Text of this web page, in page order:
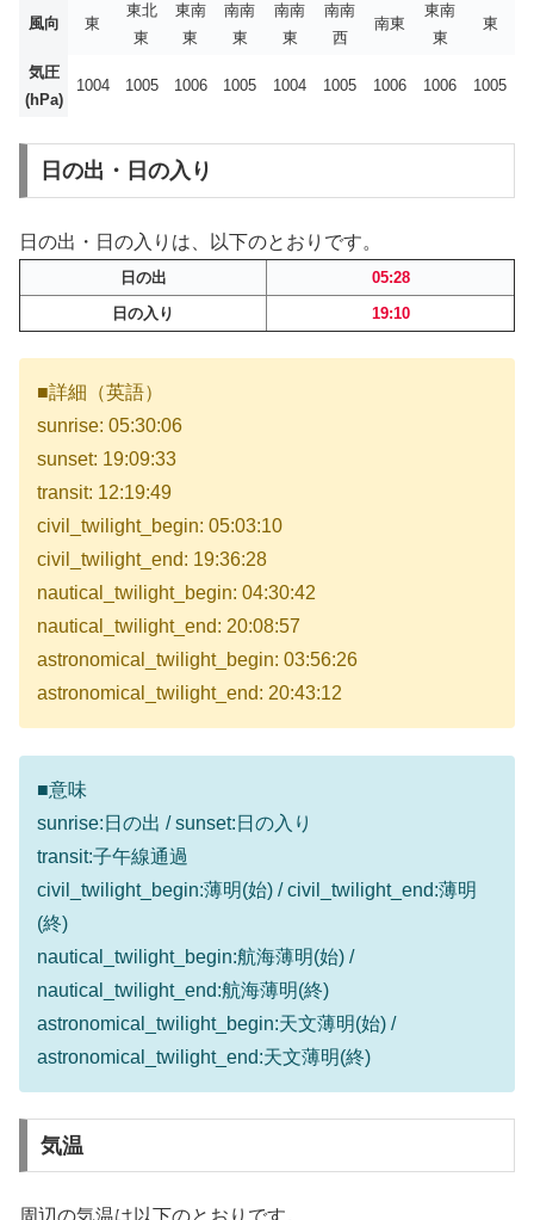
風向 東
東北
東
東南
東
南南
東
南南
東
南南
西
南東
東南
東
東
気圧
(hPa)
1004 1005 1006 1005 1004 1005 1006 1006 1005
日の出・日の入り
日の出・日の入りは、以下のとおりです。
日の出
05:28
日の入り
19:10
■詳細（英語）
sunrise: 05:30:06
sunset: 19:09:33
transit: 12:19:49
civil_twilight_begin: 05:03:10
civil_twilight_end: 19:36:28
nautical_twilight_begin: 04:30:42
nautical_twilight_end: 20:08:57
astronomical_twilight_begin: 03:56:26
astronomical_twilight_end: 20:43:12
■意味
sunrise:日の出 / sunset:日の入り
transit:子午線通過
civil_twilight_begin:薄明(始) / civil_twilight_end:薄明
(終)
nautical_twilight_begin:航海薄明(始) /
nautical_twilight_end:航海薄明(終)
astronomical_twilight_begin:天文薄明(始) /
astronomical_twilight_end:天文薄明(終)
気温